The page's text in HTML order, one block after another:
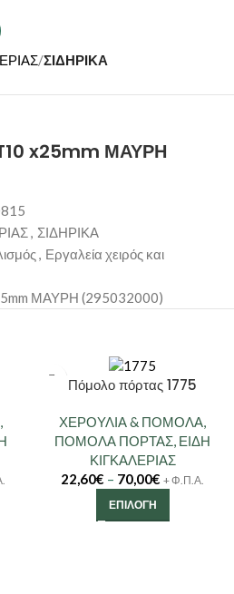
ΣΙΔΗΡΙΚΑ
x25mm ΜΑΥΡΗ
, ΣΙΔΗΡΙΚΑ
, Εργαλεία χειρός και
ΜΑΥΡΗ (295032000)
,
Πόμολο πόρτας 1775
ΧΕΡΟΥΛΙΑ & ΠΟΜΟΛΑ,
ΠΟΜΟΛΑ ΠΟΡΤΑΣ, ΕΙΔΗ
ΚΙΓΚΑΛΕΡΙΑΣ
22,60€ – 70,00€ + Φ.Π.Α.
ΕΠΙΛΟΓΉ